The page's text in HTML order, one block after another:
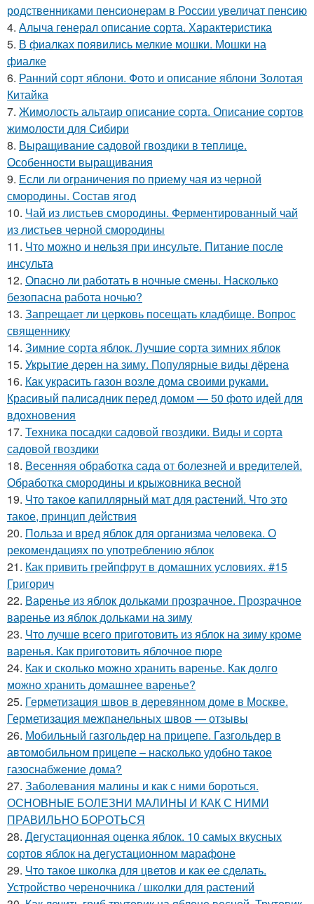
родственниками пенсионерам в России увеличат пенсию
4. Алыча генерал описание сорта. Характеристика
5. В фиалках появились мелкие мошки. Мошки на
фиалке
6. Ранний сорт яблони. Фото и описание яблони Золотая
Китайка
7. Жимолость альтаир описание сорта. Описание сортов
жимолости для Сибири
8. Выращивание садовой гвоздики в теплице.
Особенности выращивания
9. Если ли ограничения по приему чая из черной
смородины. Состав ягод
10. Чай из листьев смородины. Ферментированный чай
из листьев черной смородины
11. Что можно и нельзя при инсульте. Питание после
инсульта
12. Опасно ли работать в ночные смены. Насколько
безопасна работа ночью?
13. Запрещает ли церковь посещать кладбище. Вопрос
священнику
14. Зимние сорта яблок. Лучшие сорта зимних яблок
15. Укрытие дерен на зиму. Популярные виды дёрена
16. Как украсить газон возле дома своими руками.
Красивый палисадник перед домом — 50 фото идей для
вдохновения
17. Техника посадки садовой гвоздики. Виды и сорта
садовой гвоздики
18. Весенняя обработка сада от болезней и вредителей.
Обработка смородины и крыжовника весной
19. Что такое капиллярный мат для растений. Что это
такое, принцип действия
20. Польза и вред яблок для организма человека. О
рекомендациях по употреблению яблок
21. Как привить грейпфрут в домашних условиях. #15
Григорич
22. Варенье из яблок дольками прозрачное. Прозрачное
варенье из яблок дольками на зиму
23. Что лучше всего приготовить из яблок на зиму кроме
варенья. Как приготовить яблочное пюре
24. Как и сколько можно хранить варенье. Как долго
можно хранить домашнее варенье?
25. Герметизация швов в деревянном доме в Москве.
Герметизация межпанельных швов — отзывы
26. Мобильный газгольдер на прицепе. Газгольдер в
автомобильном прицепе – насколько удобно такое
газоснабжение дома?
27. Заболевания малины и как с ними бороться.
ОСНОВНЫЕ БОЛЕЗНИ МАЛИНЫ И КАК С НИМИ
ПРАВИЛЬНО БОРОТЬСЯ
28. Дегустационная оценка яблок. 10 самых вкусных
сортов яблок на дегустационном марафоне
29. Что такое школка для цветов и как ее сделать.
Устройство череночника / школки для растений